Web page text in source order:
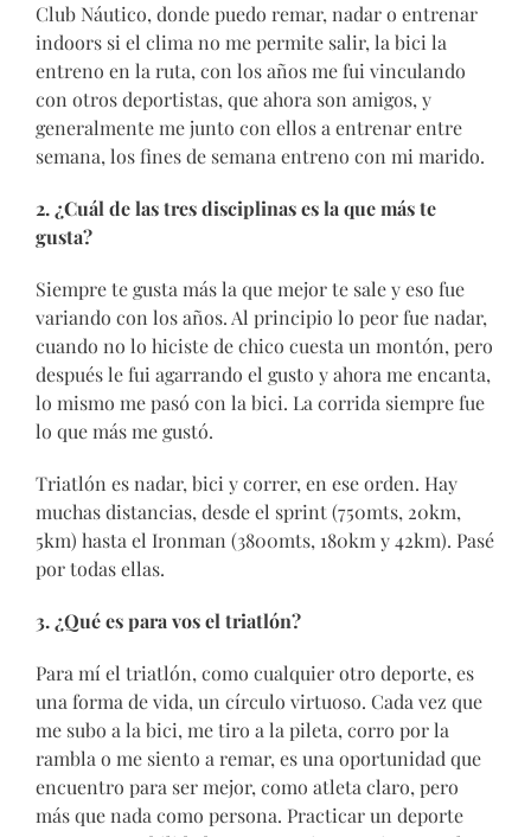
Club Náutico, donde puedo remar, nadar o entrenar
indoors si el clima no me permite salir, la bici la
entreno en la ruta, con los años me fui vinculando
con otros deportistas, que ahora son amigos, y
generalmente me junto con ellos a entrenar entre
semana, los fines de semana entreno con mi marido.
2. ¿Cuál de las tres disciplinas es la que más te
gusta?
Siempre te gusta más la que mejor te sale y eso fue
variando con los años. Al principio lo peor fue nadar,
cuando no lo hiciste de chico cuesta un montón, pero
después le fui agarrando el gusto y ahora me encanta,
lo mismo me pasó con la bici. La corrida siempre fue
lo que más me gustó.
Triatlón es nadar, bici y correr, en ese orden. Hay
muchas distancias, desde el sprint (750mts, 20km,
5km) hasta el Ironman (3800mts, 180km y 42km). Pasé
por todas ellas.
3. ¿Qué es para vos el triatlón?
Para mí el triatlón, como cualquier otro deporte, es
una forma de vida, un círculo virtuoso. Cada vez que
me subo a la bici, me tiro a la pileta, corro por la
rambla o me siento a remar, es una oportunidad que
encuentro para ser mejor, como atleta claro, pero
más que nada como persona. Practicar un deporte